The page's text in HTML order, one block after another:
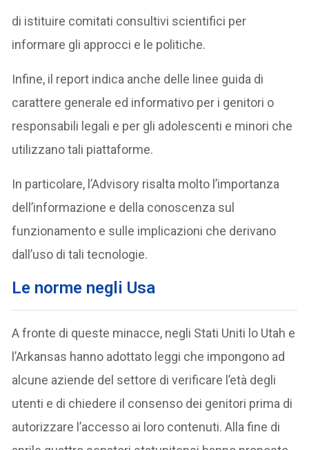
di istituire comitati consultivi scientifici per
informare gli approcci e le politiche.
Infine, il report indica anche delle linee guida di
carattere generale ed informativo per i genitori o
responsabili legali e per gli adolescenti e minori che
utilizzano tali piattaforme.
In particolare, l’Advisory risalta molto l’importanza
dell’informazione e della conoscenza sul
funzionamento e sulle implicazioni che derivano
dall’uso di tali tecnologie.
Le norme negli Usa
A fronte di queste minacce, negli Stati Uniti lo Utah e
l’Arkansas hanno adottato leggi che impongono ad
alcune aziende del settore di verificare l’età degli
utenti e di chiedere il consenso dei genitori prima di
autorizzare l’accesso ai loro contenuti. Alla fine di